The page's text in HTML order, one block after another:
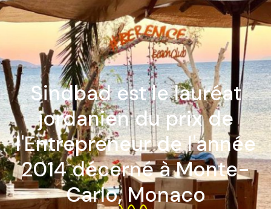
Sindbad est le lauréat
jordanien du prix de
l'Entrepreneur de l'année
2014 décerné à Monte-
Carlo, Monaco